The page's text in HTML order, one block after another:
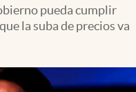
pueda cumplir
la suba de precios va